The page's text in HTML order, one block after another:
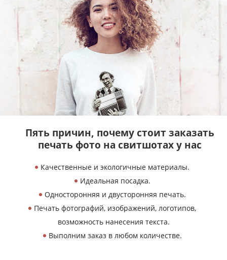
Пять причин, почемустоит заказать
печать фото на свитшотах у нас
Качественные и экологичные материалы.
Идеальная посадка.
Односторонняя и двусторонняя печать.
Печать фотографий, изображений, логотипов,
возможность нанесения текста.
Выполним заказ в любом количестве.